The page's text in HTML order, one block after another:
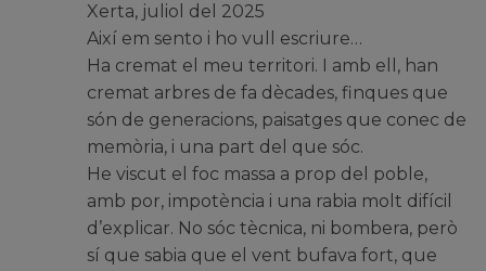
Xerta, juliol del 2025
Així em sento i ho vull escriure…
Ha cremat el meu territori. I amb ell, han
cremat arbres de fa dècades, finques que
són de generacions, paisatges que conec de
memòria, i una part del que sóc.
He viscut el foc massa a prop del poble,
amb por, impotència i una rabia molt difícil
d’explicar. No sóc tècnica, ni bombera, però
sí que sabia que el vent bufava fort, que